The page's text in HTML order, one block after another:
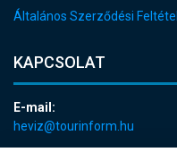
Általános Szerződési
KAPCSOLAT
E-mail:
heviz@tourinform.hu